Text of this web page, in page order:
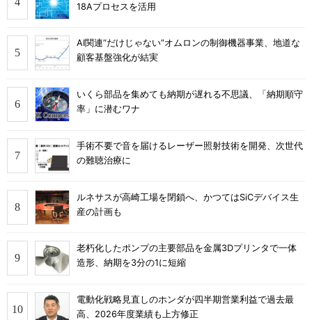
18Aプロセスを活用
AI関連“だけじゃない”オムロンの制御機器事業、地道な
顧客基盤強化が結実
いくら部品を集めても納期が遅れる不思議、「納期順守
率」に潜むワナ
手術不要で音を届けるレーザー照射技術を開発、次世代
の難聴治療に
ルネサスが高崎工場を閉鎖へ、かつてはSiCデバイス生
産の計画も
老朽化したポンプの主要部品を金属3Dプリンタで一体
造形、納期を3分の1に短縮
電動化戦略見直しのホンダが四半期営業利益で過去最
高、2026年度業績も上方修正